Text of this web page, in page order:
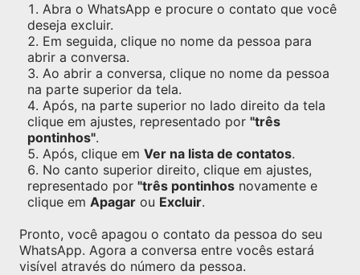
Abra o WhatsApp e procure o contato que você
deseja excluir.
Em seguida, clique no nome da pessoa para
abrir a conversa.
Ao abrir a conversa, clique no nome da pessoa
na parte superior da tela.
Após, na parte superior no lado direito da tela
clique em ajustes, representado por "três
pontinhos".
Após, clique em Ver na lista de contatos.
No canto superior direito, clique em ajustes,
representado por "três pontinhos novamente e
clique em Apagar ou Excluir.
Pronto, você apagou o contato da pessoa do seu
WhatsApp. Agora a conversa entre vocês estará
visível através do número da pessoa.